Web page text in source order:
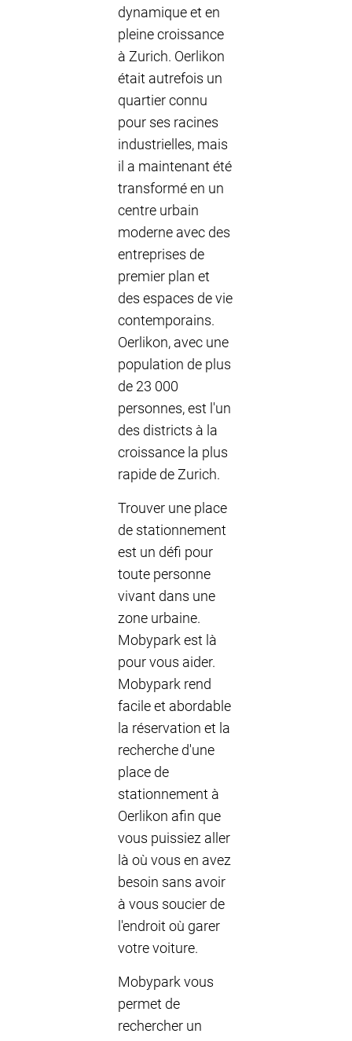
dynamique et en
pleine croissance
à Zurich. Oerlikon
était autrefois un
quartier connu
pour ses racines
industrielles, mais
il a maintenant été
transformé en un
centre urbain
moderne avec des
entreprises de
premier plan et
des espaces de vie
contemporains.
Oerlikon, avec une
population de plus
de 23 000
personnes, est l'un
des districts à la
croissance la plus
rapide de Zurich.
Trouver une place
de stationnement
est un défi pour
toute personne
vivant dans une
zone urbaine.
Mobypark est là
pour vous aider.
Mobypark rend
facile et abordable
la réservation et la
recherche d'une
place de
stationnement à
Oerlikon afin que
vous puissiez aller
là où vous en avez
besoin sans avoir
à vous soucier de
l'endroit où garer
votre voiture.
Mobypark vous
permet de
rechercher un